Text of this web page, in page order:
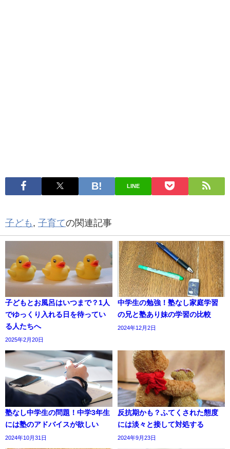
LINE
子ども , 子育ての関連記事
子どもとお風呂はいつまで？1人
でゆっくり入れる日を待ってい
る人たちへ
2025年2月20日
中学生の勉強！塾なし家庭学習
の兄と塾あり妹の学習の比較
2024年12月2日
塾なし中学生の問題！中学3年生
には塾のアドバイスが欲しい
2024年10月31日
反抗期かも？ふてくされた態度
には淡々と接して対処する
2024年9月23日